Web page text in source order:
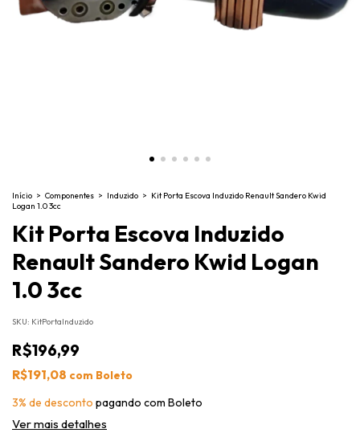
Início > Componentes > Induzido > Kit Porta Escova Induzido Renault Sandero Kwid
Logan 1.0 3cc
Kit Porta Escova Induzido
Renault Sandero Kwid Logan
1.0 3cc
SKU: KitPortaInduzido
R$196,99
R$191,08 com Boleto
3% de desconto pagando com Boleto
Ver mais detalhes